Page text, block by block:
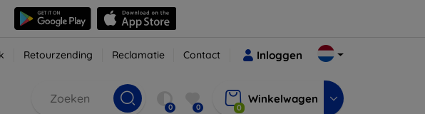
Retourzending Reclamatie Contact Inloggen
0 0 0
Winkelwagen